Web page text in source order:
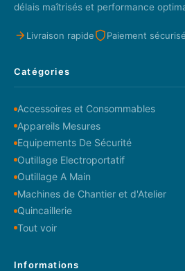
délais maîtrisés et performance
Livraison rapide Paiement sécurisé
Catégories
Accessoires et Consommables
Appareils Mesures
Equipements De Sécurité
Outillage Electroportatif
Outillage A Main
Machines de Chantier et d'Atelier
Quincaillerie
Tout voir
Informations